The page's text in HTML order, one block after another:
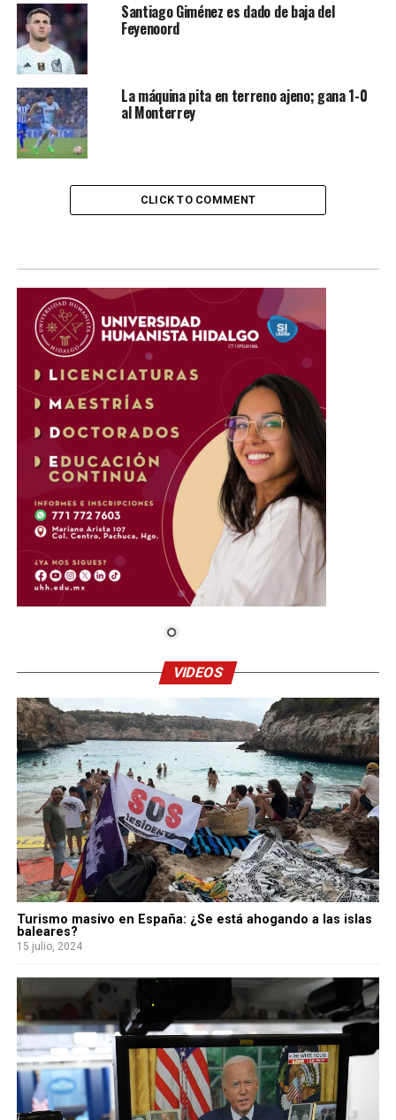
Santiago Giménez es dado de baja del
Feyenoord
La máquina pita en terreno ajeno; gana 1-0
al Monterrey
CLICK TO COMMENT
VIDEOS
Turismo masivo en España: ¿Se está ahogando a las islas
baleares?
15 julio, 2024